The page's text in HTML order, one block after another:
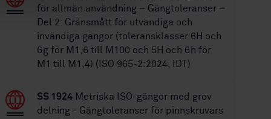
för allmän användning – Gängtoleranser –
Del 2: Gränsmått för utvändiga och
invändiga gängor (toleransklasser 6H och
6g för M1,6 till M100 och 5H och 6h för
M1 till M1,4) (ISO 965-2:2024, IDT)
SS 1924 Metriska ISO-gängor med grov
delning - Gängtoleranser för pinnskruvars